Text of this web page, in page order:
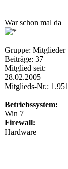
War schon mal da
Gruppe: Mitglieder
Beiträge: 37
Mitglied seit:
28.02.2005
Mitglieds-Nr.: 1.951
Betriebssystem:
Win 7
Firewall:
Hardware